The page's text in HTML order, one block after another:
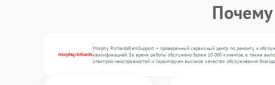
Morphy RichardsRemSupport — проверенный сервисный центр по ремонту и
квалификацией. За время работы обслужено более 10 000 клиентов, а также
спектром неисправностей и гарантируем высокое качество обслуживания